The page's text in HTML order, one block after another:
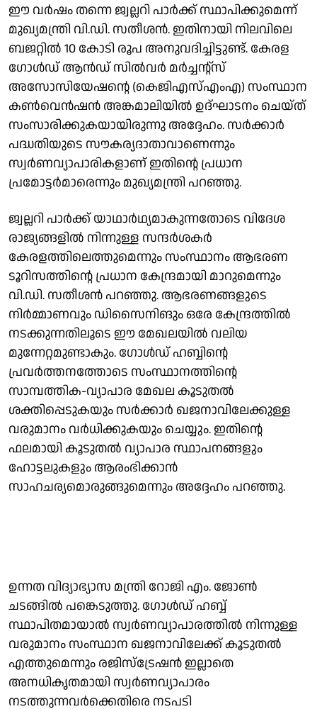
ഈ വർഷം തന്നെ ജ്വല്ലറി പാർക്ക് സ്ഥാപിക്കുമെന്ന്
മുഖ്യമന്ത്രി വി.ഡി. സതീശൻ. ഇതിനായി നിലവിലെ
ബജറ്റിൽ 10 കോടി രൂപ അനുവദിച്ചിട്ടുണ്ട്. കേരള
ഗോൾഡ് ആൻഡ് സിൽവർ മർച്ചന്റ്സ്
അസോസിയേഷന്റെ (കെജിഎസ്എംഎ) സംസ്ഥാന
കൺവെൻഷൻ അങ്കമാലിയിൽ ഉദ്ഘാടനം ചെയ്ത്
സംസാരിക്കുകയായിരുന്നു അദ്ദേഹം. സർക്കാർ
പദ്ധതിയുടെ സൗകര്യദാതാവാണെന്നും
സ്വർണവ്യാപാരികളാണ് ഇതിന്റെ പ്രധാന
പ്രമോട്ടർമാരെന്നും മുഖ്യമന്ത്രി പറഞ്ഞു.
ജ്വല്ലറി പാർക്ക് യാഥാർഥ്യമാകുന്നതോടെ വിദേശ
രാജ്യങ്ങളിൽ നിന്നുള്ള സന്ദർശകർ
കേരളത്തിലെത്തുമെന്നും സംസ്ഥാനം ആഭരണ
ടൂറിസത്തിന്റെ പ്രധാന കേന്ദ്രമായി മാറുമെന്നും
വി.ഡി. സതീശൻ പറഞ്ഞു. ആഭരണങ്ങളുടെ
നിർമ്മാണവും ഡിസൈനിങും ഒരേ കേന്ദ്രത്തിൽ
നടക്കുന്നതിലൂടെ ഈ മേഖലയിൽ വലിയ
മുന്നേറ്റമുണ്ടാകും. ഗോൾഡ് ഹബ്ബിന്റെ
പ്രവർത്തനത്തോടെ സംസ്ഥാനത്തിന്റെ
സാമ്പത്തിക-വ്യാപാര മേഖല കൂടുതൽ
ശക്തിപ്പെടുകയും സർക്കാർ ഖജനാവിലേക്കുള്ള
വരുമാനം വർധിക്കുകയും ചെയ്യും. ഇതിന്റെ
ഫലമായി കൂടുതൽ വ്യാപാര സ്ഥാപനങ്ങളും
ഹോട്ടലുകളും ആരംഭിക്കാൻ
സാഹചര്യമൊരുങ്ങുമെന്നും അദ്ദേഹം പറഞ്ഞു.
ഉന്നത വിദ്യാഭ്യാസ മന്ത്രി റോജി എം. ജോൺ
ചടങ്ങിൽ പങ്കെടുത്തു. ഗോൾഡ് ഹബ്ബ്
സ്ഥാപിതമായാൽ സ്വർണവ്യാപാരത്തിൽ നിന്നുള്ള
വരുമാനം സംസ്ഥാന ഖജനാവിലേക്ക് കൂടുതൽ
എത്തുമെന്നും രജിസ്ട്രേഷൻ ഇല്ലാതെ
അനധികൃതമായി സ്വർണവ്യാപാരം
നടത്തുന്നവർക്കെതിരെ നടപടി